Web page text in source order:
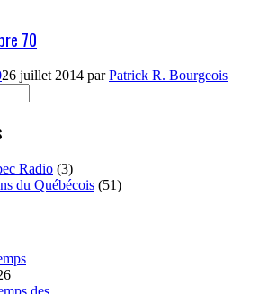
70
26 juillet 2014 parPatrick R. Bourgeois
Radio (3)
du Québécois (51)